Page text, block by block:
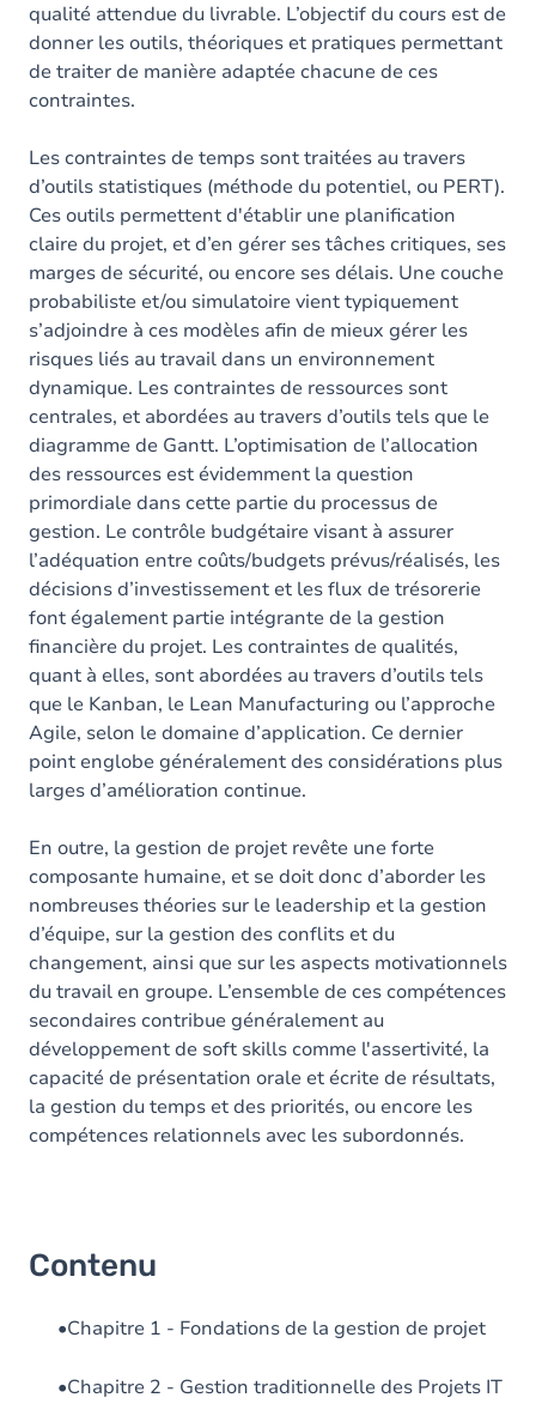
qualité attendue du livrable. L’objectif du cours est de
donner les outils, théoriques et pratiques permettant
de traiter de manière adaptée chacune de ces
contraintes.
Les contraintes de temps sont traitées au travers
d’outils statistiques (méthode du potentiel, ou PERT).
Ces outils permettent d'établir une planification
claire du projet, et d’en gérer ses tâches critiques, ses
marges de sécurité, ou encore ses délais. Une couche
probabiliste et/ou simulatoire vient typiquement
s’adjoindre à ces modèles afin de mieux gérer les
risques liés au travail dans un environnement
dynamique. Les contraintes de ressources sont
centrales, et abordées au travers d’outils tels que le
diagramme de Gantt. L’optimisation de l’allocation
des ressources est évidemment la question
primordiale dans cette partie du processus de
gestion. Le contrôle budgétaire visant à assurer
l’adéquation entre coûts/budgets prévus/réalisés, les
décisions d’investissement et les flux de trésorerie
font également partie intégrante de la gestion
financière du projet. Les contraintes de qualités,
quant à elles, sont abordées au travers d’outils tels
que le Kanban, le Lean Manufacturing ou l’approche
Agile, selon le domaine d’application. Ce dernier
point englobe généralement des considérations plus
larges d’amélioration continue.
En outre, la gestion de projet revête une forte
composante humaine, et se doit donc d’aborder les
nombreuses théories sur le leadership et la gestion
d’équipe, sur la gestion des conflits et du
changement, ainsi que sur les aspects motivationnels
du travail en groupe. L’ensemble de ces compétences
secondaires contribue généralement au
développement de soft skills comme l'assertivité, la
capacité de présentation orale et écrite de résultats,
la gestion du temps et des priorités, ou encore les
compétences relationnels avec les subordonnés.
Contenu
•Chapitre 1 - Fondations de la gestion de projet
•Chapitre 2 - Gestion traditionnelle des Projets IT